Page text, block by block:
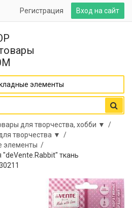
Вход на сайт
Регистрация
элементы
для творчества, хобби ▼ /
творчества ▼ /
элементы /
ткань